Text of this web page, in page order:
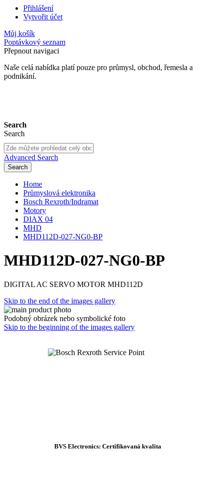
Přihlášení
Vytvořit účet
Můj košík
Poptávkový seznam
Přepnout navigaci
Naše celá nabídka platí pouze pro průmysl, obchod, řemesla a
podnikání.
Search
Search
Advanced Search
Search
Home
Průmyslová elektronika
Bosch Rexroth/Indramat
Motory
DIAX 04
MHD
MHD112D-027-NG0-BP
MHD112D-027-NG0-BP
DIGITAL AC SERVO MOTOR MHD112D
Skip to the end of the images gallery
Podobný obrázek nebo symbolické foto
Skip to the beginning of the images gallery
BVS Electronics: Certifikovaná kvalita